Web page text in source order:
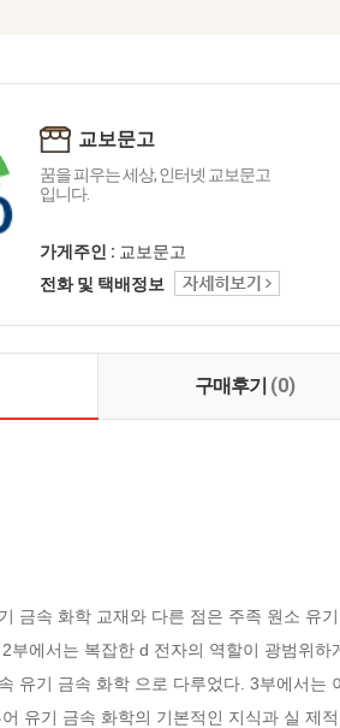
교보문고
꿈을 피우는 세상, 인터넷 교보문고
입니다.
가게주인 : 교보문고
전화 및 택배정보
구매후기 (0)
금속 화학 교재와 다른 점은 주족 원소 유
부에서는 복잡한 d 전자의 역할이 광범위
유기 금속 화학 으로 다루었다. 3부에서
유기 금속 화학의 기본적인 지식과 실 제